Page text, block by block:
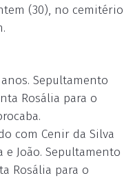
(30), no cemitério
anos. Sepultamento
Rosália para o
com Cenir da Silva
e João. Sepultamento
Rosália para o